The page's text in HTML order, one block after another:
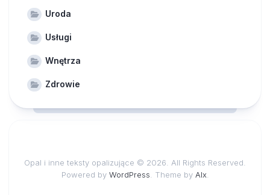
Uroda
Usługi
Wnętrza
Zdrowie
Opal i inne teksty opalizujące © 2026. All Rights Reserved.
Powered by WordPress . Theme by Alx